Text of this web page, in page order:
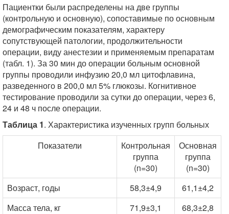
Пациентки были распределены на две группы
(контрольную и основную), сопоставимые по основным
демографическим показателям, характеру
сопутствующей патологии, продолжительности
операции, виду анестезии и применяемым препаратам
(табл. 1). За 30 мин до операции больным основной
группы проводили инфузию 20,0 мл цитофлавина,
разведенного в 200,0 мл 5% глюкозы. Когнитивное
тестирование проводили за сутки до операции, через 6,
24 и 48 ч после операции.
Таблица 1. Характеристика изученных групп больных
Показатели
Контрольная
группа
(n=30)
Основная
группа
(n=30)
Возраст, годы
58,3±4,9
61,1±4,2
Масса тела, кг
71,9±3,1
68,3±2,8